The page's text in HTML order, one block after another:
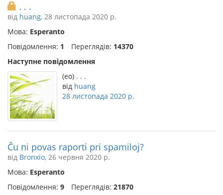
. . .
від huang, 28 листопада 2020 р.
Мова: Esperanto
Повідомлення: 1 Переглядів: 14370
Наступне повідомлення
(eo) . . .
від huang
28 листопада 2020 р.
Ĉu ni povas raporti pri spamiloj?
від Bronxio, 26 червня 2020 р.
Мова: Esperanto
Повідомлення: 9 Переглядів: 21870